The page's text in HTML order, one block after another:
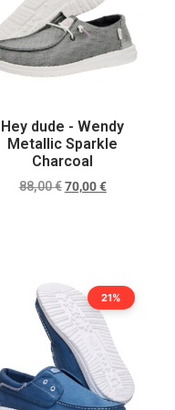
Hey dude - Wendy
Metallic Sparkle
Charcoal
88,00€ 70,00€
21%